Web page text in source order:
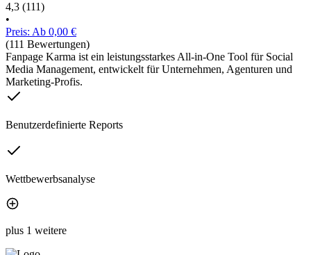
4,3 (111)
•
Preis: Ab 0,00 €
(111 Bewertungen)
Fanpage Karma ist ein leistungsstarkes All-in-One Tool für Social
Media Management, entwickelt für Unternehmen, Agenturen und
Marketing-Profis.
Benutzerdefinierte Reports
Wettbewerbsanalyse
plus 1 weitere